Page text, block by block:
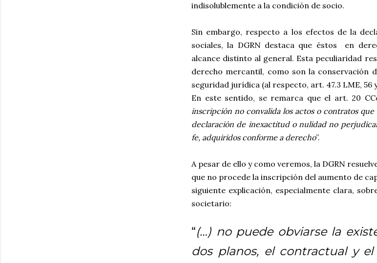
indisolublemente a la condición de socio.
Sin embargo, respecto a los efectos de la
sociales, la DGRN destaca que éstos
en
alcance distinto al general. Esta peculiaridad
derecho mercantil, como son la conservación
seguridad jurídica (al respecto, art. 47.3 LME, 56 y
En este sentido, se remarca que el art. 20
inscripción no convalida los actos o contratos que
declaración de inexactitud o nulidad no
fe, adquiridos conforme a derecho”.
A pesar de ello y como veremos, la DGRN
que no procede la inscripción del aumento de
siguiente explicación, especialmente clara,
societario:
“(…) no puede obviarse la
dos planos, el contractual y